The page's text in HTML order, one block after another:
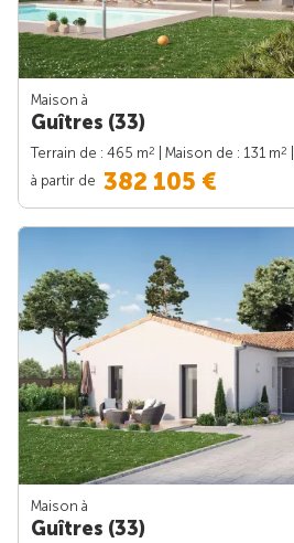
Maison à
Guîtres (33)
Terrain de : 465 m2 | Maison de : 131 m2
à partir de 382 105 €
Maison à
Guîtres (33)